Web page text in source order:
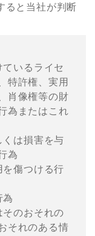
ると当社が判断
いるライセ
特許権、実⽤
肖像権等の財
為またはこれ
は損害を与
為
傷つける⾏
為
のおそれの
それのある情